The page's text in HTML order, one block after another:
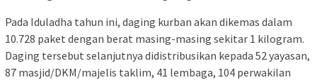
Pada Iduladha tahun ini, daging kurban akan dikemas dalam
10.728 paket dengan berat masing-masing sekitar 1 kilogram.
Daging tersebut selanjutnya didistribusikan kepada 52 yayasan,
87 masjid/DKM/majelis taklim, 41 lembaga, 104 perwakilan